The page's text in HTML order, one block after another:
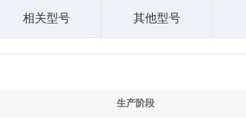
相关型号 其他型号
生产阶段